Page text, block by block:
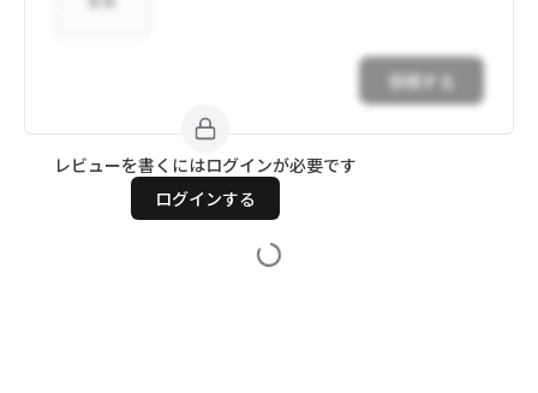
投稿する
レビューを書くにはログインが必要です
ログインする